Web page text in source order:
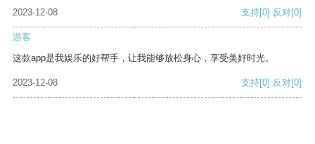
2023-12-08 支持[0] 反对[0]
游客
这款app是我娱乐的好帮手，让我能够放松身心，享受美好时光。
2023-12-08 支持[0] 反对[0]